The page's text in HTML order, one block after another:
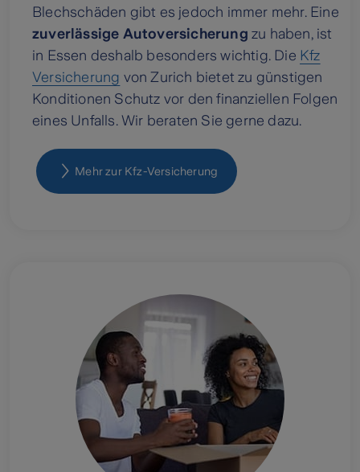
Blechschäden gibt es jedoch immer mehr. Eine
zuverlässige Autoversicherung zu haben, ist
in Essen deshalb besonders wichtig. Die Kfz
Versicherung von Zurich bietet zu günstigen
Konditionen Schutz vor den finanziellen Folgen
eines Unfalls. Wir beraten Sie gerne dazu.
Mehr zur Kfz-Versicherung